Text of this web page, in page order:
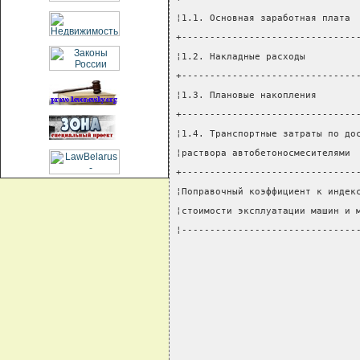
¦1.1. Основная заработная
¦1.2. Накладные расходы
¦1.3. Плановые
¦1.4. Транспортные затраты по
¦раствора
¦Поправочный коэффициент к
¦стоимости эксплуатации